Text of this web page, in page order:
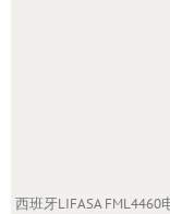
西班牙LIFASA FML4460